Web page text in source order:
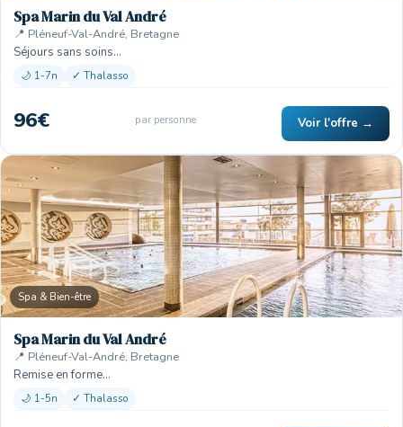
Spa Marin du Val André
📍 Pléneuf-Val-André, Bretagne
Séjours sans soins…
🌙 1-7n ✓ Thalasso
96€ par personne Voir l'offre →
Spa & Bien-être
Spa Marin du Val André
📍 Pléneuf-Val-André, Bretagne
Remise en forme…
🌙 1-5n ✓ Thalasso